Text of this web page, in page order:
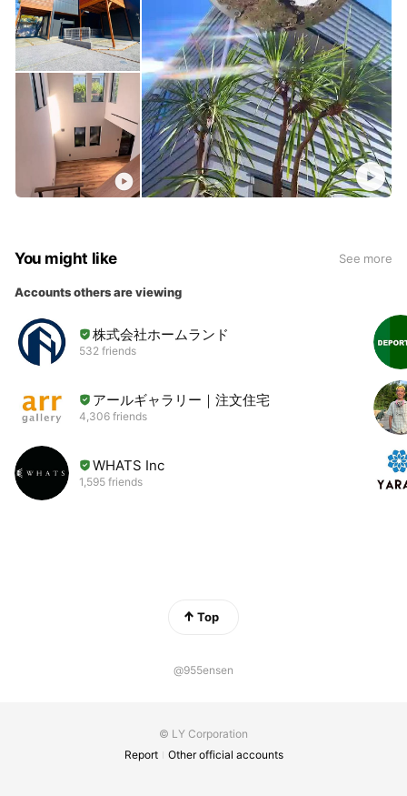
You might like See more
Accounts others are viewing
株式会社ホームランド
532 friends
アールギャラリー｜注文住宅
4,306 friends
WHATS Inc
1,595 friends
Top
@955ensen
© LY Corporation
Report
Other official accounts